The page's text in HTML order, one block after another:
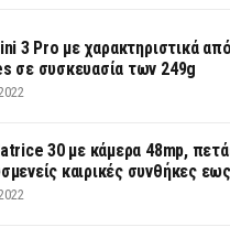
3 Pro με χαρακτηριστικά
σε συσκευασία των 249g
30 με κάμερα 48mp,
καιρικές συνθήκες